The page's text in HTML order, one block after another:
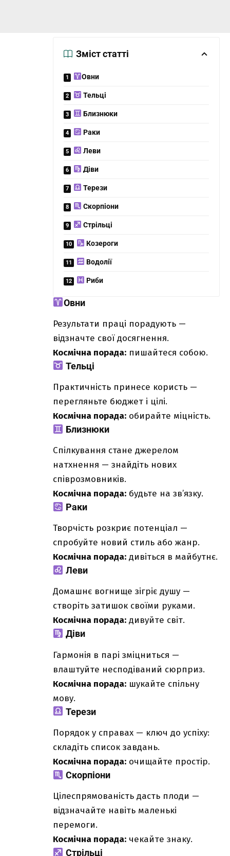
Зміст статті
Овни
Тельці
Близнюки
Раки
Леви
Діви
Терези
Скорпіони
Стрільці
Козероги
Водолії
Риби
Овни
Результати праці порадують —
відзначте свої досягнення.
Космічна порада: пишайтеся собою.
Тельці
Практичність принесе користь —
перегляньте бюджет і цілі.
Космічна порада: обирайте міцність.
Близнюки
Спілкування стане джерелом
натхнення — знайдіть нових
співрозмовників.
Космічна порада: будьте на зв’язку.
Раки
Творчість розкриє потенціал —
спробуйте новий стиль або жанр.
Космічна порада: дивіться в майбутнє.
Леви
Домашнє вогнище зігріє душу —
створіть затишок своїми руками.
Космічна порада: дивуйте світ.
Діви
Гармонія в парі зміцниться —
влаштуйте несподіваний сюрприз.
Космічна порада: шукайте спільну
мову.
Терези
Порядок у справах — ключ до успіху:
складіть список завдань.
Космічна порада: очищайте простір.
Скорпіони
Цілеспрямованість дасть плоди —
відзначайте навіть маленькі
перемоги.
Космічна порада: чекайте знаку.
Стрільці